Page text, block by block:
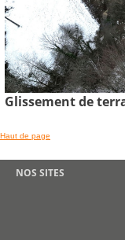
Glissement de
Haut de page
NOS SITES